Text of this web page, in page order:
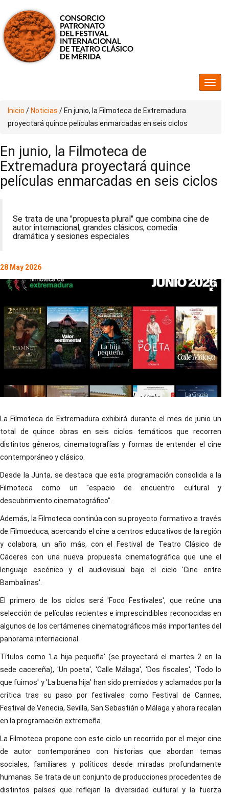
Inicio / Noticias / En junio, la Filmoteca de Extremadura
proyectará quince películas enmarcadas en seis ciclos
En junio, la Filmoteca de
Extremadura proyectará quince
películas enmarcadas en seis ciclos
Se trata de una "propuesta plural" que combina cine de
autor internacional, grandes clásicos, comedia
dramática y sesiones especiales
28 May 2026
La Filmoteca de Extremadura exhibirá durante el mes de junio un
total de quince obras en seis ciclos temáticos que recorren
distintos géneros, cinematografías y formas de entender el cine
contemporáneo y clásico.
Desde la Junta, se destaca que esta programación consolida a la
Filmoteca como un "espacio de encuentro cultural y
descubrimiento cinematográfico".
Además, la Filmoteca continúa con su proyecto formativo a través
de Filmoeduca, acercando el cine a centros educativos de la región
y colabora, un año más, con el Festival de Teatro Clásico de
Cáceres con una nueva propuesta cinematográfica que une el
lenguaje escénico y el audiovisual bajo el ciclo 'Cine entre
Bambalinas'.
El primero de los ciclos será 'Foco Festivales', que reúne una
selección de películas recientes e imprescindibles reconocidas en
algunos de los certámenes cinematográficos más importantes del
panorama internacional.
Títulos como 'La hija pequeña' (se proyectará el martes 2 en la
sede cacereña), 'Un poeta', 'Calle Málaga', 'Dos fiscales', 'Todo lo
que fuimos' y 'La buena hija' han sido premiados y aclamados por la
crítica tras su paso por festivales como Festival de Cannes,
Festival de Venecia, Sevilla, San Sebastián o Málaga y ahora recalan
en la programación extremeña.
La Filmoteca propone con este ciclo un recorrido por el mejor cine
de autor contemporáneo con historias que abordan temas
sociales, familiares y políticos desde miradas profundamente
humanas. Se trata de un conjunto de producciones procedentes de
distintos países que reflejan la diversidad cultural y la fuerza